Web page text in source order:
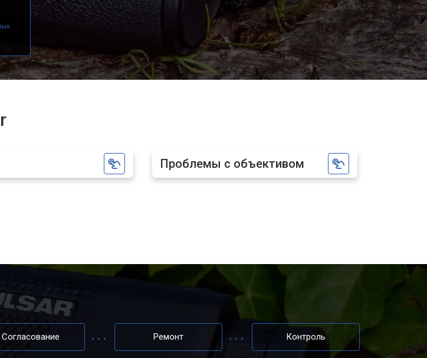
Проблемы с объективом
Согласование Ремонт Контроль